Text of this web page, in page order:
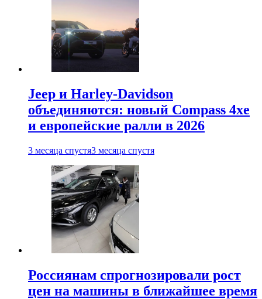
Jeep и Harley-Davidson
объединяются: новый Compass 4xe
и европейские ралли в 2026
3 месяца спустя3 месяца спустя
Россиянам спрогнозировали рост
цен на машины в ближайшее время